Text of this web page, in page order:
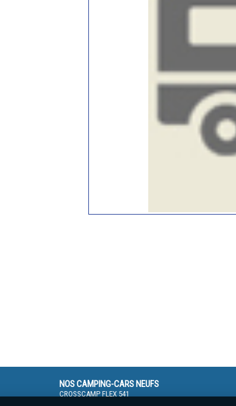
NOS CAMPING-CARS NEUFS
CROSSCAMP FLEX 541